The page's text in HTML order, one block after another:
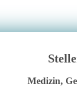
Medizin,